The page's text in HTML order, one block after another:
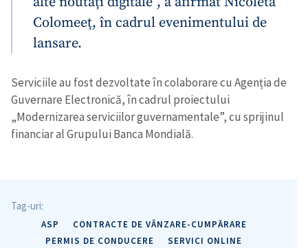
Colomeeț, în cadrul evenimentului de
lansare.
Serviciile au fost dezvoltate în colaborare cu Agenția de
Guvernare Electronică, în cadrul proiectului
„Modernizarea serviciilor guvernamentale”, cu sprijinul
financiar al Grupului Banca Mondială.
Tag-uri:
ASP
CONTRACTE DE VÂNZARE-CUMPĂRARE
PERMIS DE CONDUCERE
SERVICI ONLINE